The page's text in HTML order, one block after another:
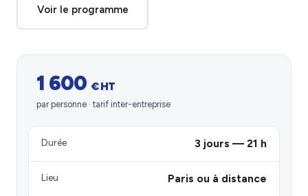
Voir le programme
1 600€ HT
par personne · tarif inter-entreprise
Durée 3 jours — 21 h
Lieu Paris ou à distance